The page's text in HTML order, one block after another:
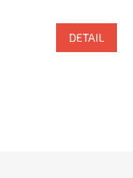
DETAIL